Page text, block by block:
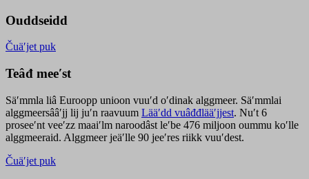
Ouddseidd
Čuäʹjet puk
Teâđ meeʹst
Säʹmmla liâ Euroopp unioon vuuʹd oʹdinak alggmeer. Säʹmmlai
alggmeersââʹjj lij juʹn raavuum Lääʹdd vuâđđlääʹjjest. Nuʹt 6
proseeʹnt veeʹzz maaiʹlm naroodâst leʹbe 476 miljoon oummu koʹlle
alggmeeraid. Alggmeer jeäʹlle 90 jeeʹres riikk vuuʹdest.
Čuäʹjet puk